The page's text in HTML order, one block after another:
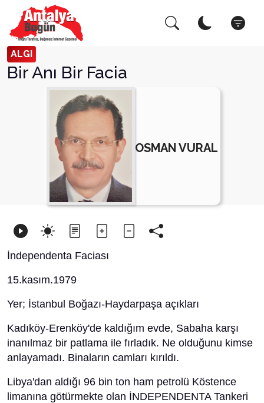
ALGI
Bir Anı Bir Facia
OSMAN VURAL
İndependenta Faciası
15.kasım.1979
Yer; İstanbul Boğazı-Haydarpaşa açıkları
Kadıköy-Erenköy'de kaldığım evde, Sabaha karşı
inanılmaz bir patlama ile fırladık. Ne olduğunu kimse
anlayamadı. Binaların camları kırıldı.
Libya'dan aldığı 96 bin ton ham petrolü Köstence
limanına götürmekte olan İNDEPENDENTA Tankeri
Arama Yap! Kapat